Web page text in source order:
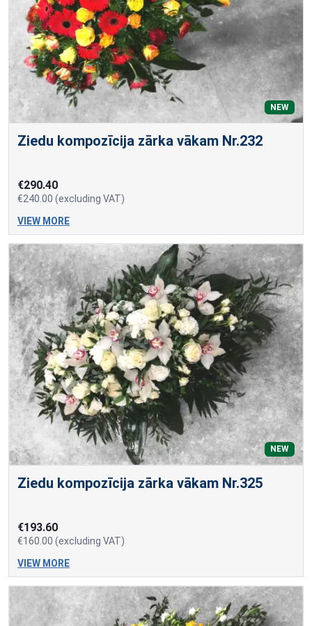
NEW
Ziedu kompozīcija zārka vākam Nr.232
€290.40
€240.00 (excluding VAT)
VIEW MORE
NEW
Ziedu kompozīcija zārka vākam Nr.325
€193.60
€160.00 (excluding VAT)
VIEW MORE